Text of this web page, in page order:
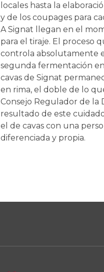
locales hasta la
y de los coupages para
A Signat llegan en el
para el tiraje. El proceso
controla absolutamente
segunda fermentación
cavas de Signat
en rima, el doble de lo
Consejo Regulador de la
resultado de este
el de cavas con una
diferenciada y propia.